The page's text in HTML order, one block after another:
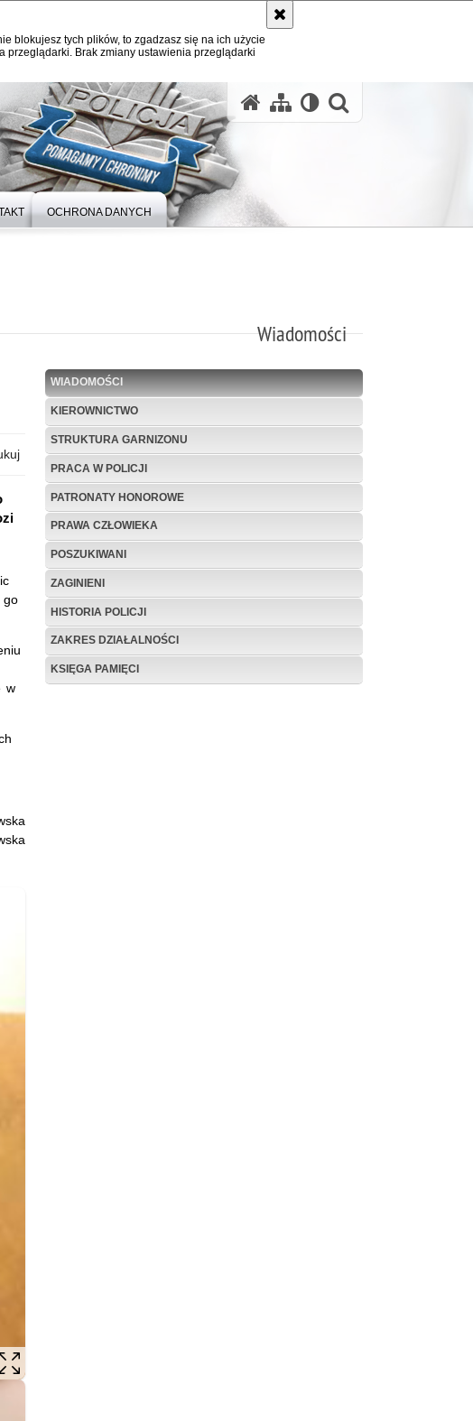
blokujesz tych plików, to zgadzasz się na ich użycie
przeglądarki. Brak zmiany ustawienia przeglądarki
OCHRONA DANYCH
Wiadomości
go
w
WIADOMOŚCI
KIEROWNICTWO
STRUKTURA GARNIZONU
PRACA W POLICJI
PATRONATY HONOROWE
PRAWA CZŁOWIEKA
POSZUKIWANI
ZAGINIENI
HISTORIA POLICJI
ZAKRES DZIAŁALNOŚCI
KSIĘGA PAMIĘCI